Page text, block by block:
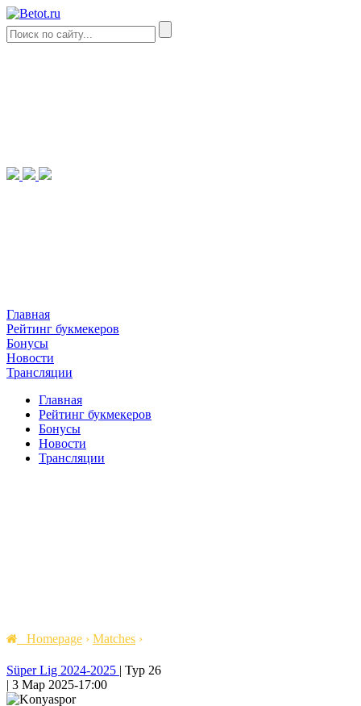
Главная
Рейтинг букмекеров
Бонусы
Новости
Трансляции
Главная
Рейтинг букмекеров
Бонусы
Новости
Трансляции
Homepage › Matches ›
Süper Lig 2024-2025 | Тур 26
| 3 Мар 2025-17:00